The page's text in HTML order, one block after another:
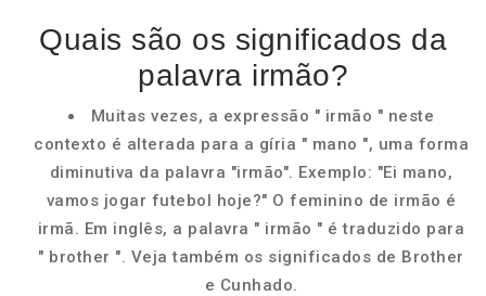
Quais são os significados da
palavra irmão?
Muitas vezes, a expressão " irmão " neste
contexto é alterada para a gíria " mano ", uma forma
diminutiva da palavra "irmão". Exemplo: "Ei mano,
vamos jogar futebol hoje?" O feminino de irmão é
irmã. Em inglês, a palavra " irmão " é traduzido para
" brother ". Veja também os significados de Brother
e Cunhado.